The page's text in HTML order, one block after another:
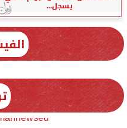
يسجل...